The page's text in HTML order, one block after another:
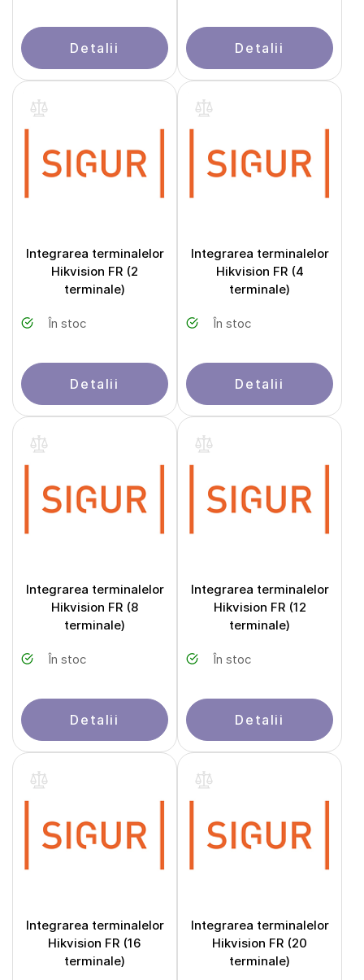
Detalii Detalii
Integrarea terminalelor
Hikvision FR (2
terminale)
În stoc
Detalii
Integrarea terminalelor
Hikvision FR (4
terminale)
În stoc
Detalii
Integrarea terminalelor
Hikvision FR (8
terminale)
În stoc
Detalii
Integrarea terminalelor
Hikvision FR (12
terminale)
În stoc
Detalii
Integrarea terminalelor
Hikvision FR (16
terminale)
Integrarea terminalelor
Hikvision FR (20
terminale)